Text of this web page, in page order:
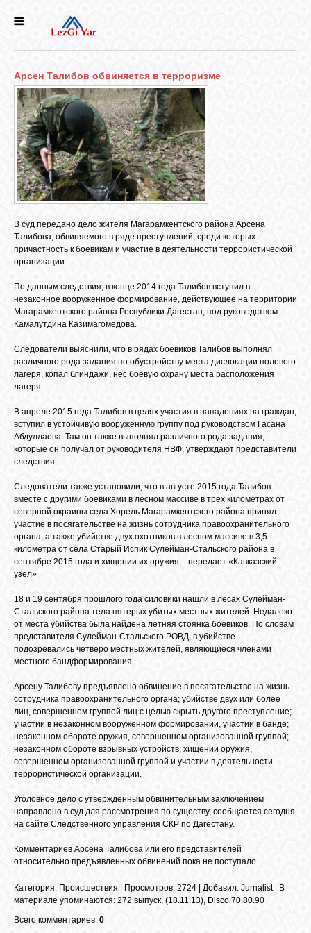
СЕЛА
ИСТОРИЯ
КУЛЬТУРА
ЛЕЗГИН
НАРОДЫ
БИБЛИОТЕКА
ФОРУМ
О САЙТЕ
ФОТО
ВИДЕО
МУЗЫКА
ОБЪЯВЛЕНИЯ
ВОПРОСЫ /
ОТВЕТЫ
КОНТАКТЫ
RSS
VK
Арсен Талибов обвиняется в терроризме
В суд передано дело жителя Магарамкентского района Арсена
Талибова, обвиняемого в ряде преступлений, среди которых
причастность к боевикам и участие в деятельности террористической
организации.
По данным следствия, в конце 2014 года Талибов вступил в
незаконное вооруженное формирование, действующее на территории
Магарамкентского района Республики Дагестан, под руководством
Камалутдина Казимагомедова.
Следователи выяснили, что в рядах боевиков Талибов выполнял
различного рода задания по обустройству места дислокации полевого
лагеря, копал блиндажи, нес боевую охрану места расположения
лагеря.
В апреле 2015 года Талибов в целях участия в нападениях на граждан,
вступил в устойчивую вооруженную группу под руководством Гасана
Абдуллаева. Там он также выполнял различного рода задания,
которые он получал от руководителя НВФ, утверждают представители
следствия.
Следователи также установили, что в августе 2015 года Талибов
вместе с другими боевиками в лесном массиве в трех километрах от
северной окраины села Хорель Магарамкентского района принял
участие в посягательстве на жизнь сотрудника правоохранительного
органа, а также убийстве двух охотников в лесном массиве в 3,5
километра от села Старый Испик Сулейман-Стальского района в
сентябре 2015 года и хищении их оружия, - передает «Кавказский
узел»
18 и 19 сентября прошлого года силовики нашли в лесах Сулейман-
Стальского района тела пятерых убитых местных жителей. Недалеко
от места убийства была найдена летняя стоянка боевиков. По словам
представителя Сулейман-Стальского РОВД, в убийстве
подозревались четверо местных жителей, являющиеся членами
местного бандформирования.
Арсену Талибову предъявлено обвинение в посягательстве на жизнь
сотрудника правоохранительного органа; убийстве двух или более
лиц, совершенном группой лиц с целью скрыть другого преступление;
участии в незаконном вооруженном формировании, участии в банде;
незаконном обороте оружия, совершенном организованной группой;
незаконном обороте взрывных устройств; хищении оружия,
совершенном организованной группой и участии в деятельности
террористической организации.
Уголовное дело с утвержденным обвинительным заключением
направлено в суд для рассмотрения по существу, сообщается сегодня
на сайте Следственного управления СКР по Дагестану.
Комментариев Арсена Талибова или его представителей
относительно предъявленных обвинений пока не поступало.
Категория: Происшествия Просмотров: 2724 | Добавил: Jurnalist|
В
материале упоминаются: 272 выпуск, (18.11.13), Disco 70.80.90
Всего комментариев: 0